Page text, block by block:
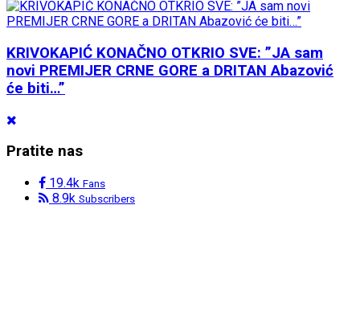
KRIVOKAPIĆ KONAČNO OTKRIO SVE: ”JA sam
novi PREMIJER CRNE GORE a DRITAN Abazović
će biti…”
Pratite nas
19.4k Fans
8.9k Subscribers